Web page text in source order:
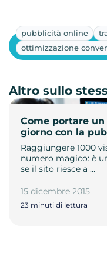
pubblicità online
ottimizzazione
Come portare
giorno con la
Raggiungere 1000
numero magico: è
se il sito riesce a …
15 dicembre 2015
23 minuti di lettura
Altro sullo